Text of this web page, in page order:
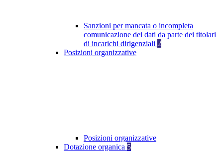
Sanzioni per mancata o incompleta
comunicazione dei dati da parte dei titolari
di incarichi dirigenziali 2
Posizioni organizzative
Posizioni organizzative
Dotazione organica 5